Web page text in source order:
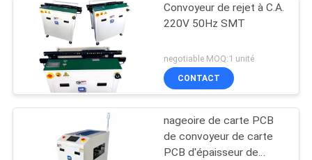
Convoyeur de rejet à C.A.
220V 50Hz SMT
negotiable MOQ:1 unité
CONTACT
nageoire de carte PCB
de convoyeur de carte
PCB d'épaisseur de